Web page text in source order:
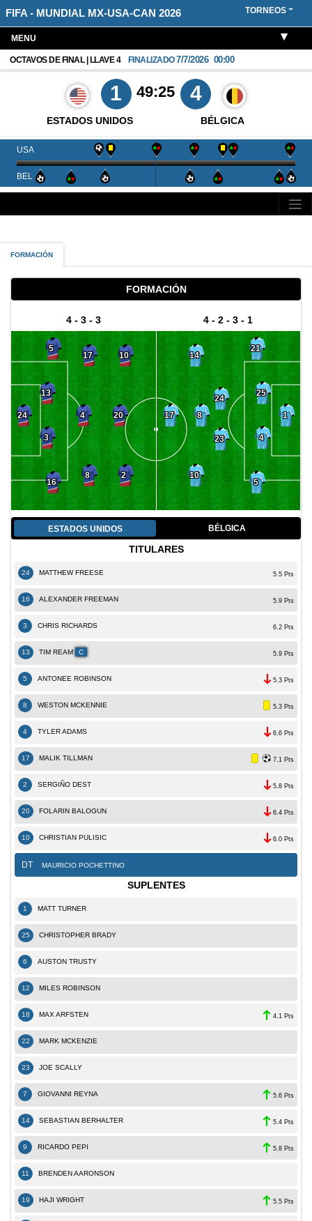
FIFA - MUNDIAL MX-USA-CAN 2026 TORNEOS
MENU
OCTAVOS DE FINAL | LLAVE 4 FINALIZADO7/7/2026 00:00
ESTADOS UNIDOS
1 49:25 4
BÉLGICA
USA
BEL
FORMACIÓN
FORMACIÓN
4 - 3 - 3
24
5
13
3
16
17
4
8
10
20
2
4 - 2 - 3 - 1
1
21
25
4
5
24
23
14
8
10
17
ESTADOS UNIDOS BÉLGICA
TITULARES
24 MATTHEW FREESE 5.5 Pts
16 ALEXANDER FREEMAN 5.9 Pts
3 CHRIS RICHARDS 6.2 Pts
13 TIM REAM C 5.9 Pts
5 ANTONEE ROBINSON 5.3 Pts
8 WESTON MCKENNIE 5.3 Pts
4 TYLER ADAMS 6.6 Pts
17 MALIK TILLMAN 7.1 Pts
2 SERGIÑO DEST 5.8 Pts
20 FOLARIN BALOGUN 6.4 Pts
10 CHRISTIAN PULISIC 6.0 Pts
DT MAURICIO POCHETTINO
SUPLENTES
1 MATT TURNER
25 CHRISTOPHER BRADY
6 AUSTON TRUSTY
12 MILES ROBINSON
18 MAX ARFSTEN 4.1 Pts
22 MARK MCKENZIE
23 JOE SCALLY
7 GIOVANNI REYNA 5.6 Pts
14 SEBASTIAN BERHALTER 5.4 Pts
9 RICARDO PEPI 5.8 Pts
11 BRENDEN AARONSON
19 HAJI WRIGHT 5.5 Pts